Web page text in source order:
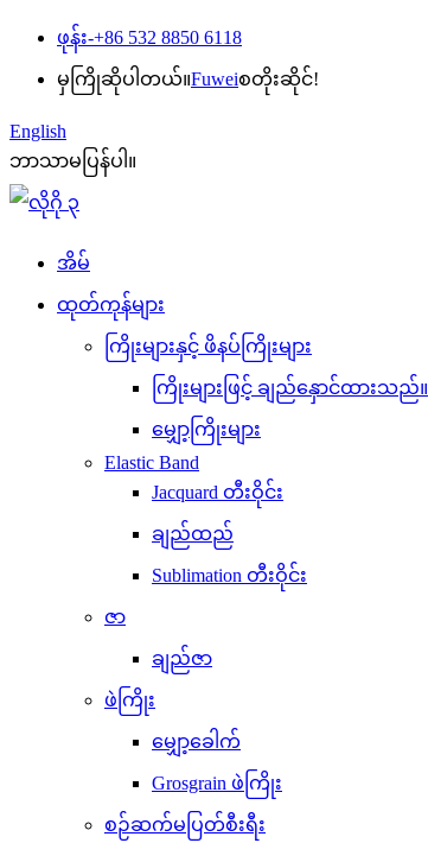
ဖုန်း-+86 532 8850 6118
မှကြိုဆိုပါတယ်။Fuweiစတိုးဆိုင်!
English
ဘာသာမပြန်ပါ။
အိမ်
ထုတ်ကုန်များ
ကြိုးများနှင့် ဖိနပ်ကြိုးများ
ကြိုးများဖြင့် ချည်နှောင်ထားသည်။
မျှော့ကြိုးများ
Elastic Band
Jacquard တီးဝိုင်း
ချည်ထည်
Sublimation တီးဝိုင်း
ဇာ
ချည်ဇာ
ဖဲကြိုး
မျှော့ခေါက်
Grosgrain ဖဲကြိုး
စဉ်ဆက်မပြတ်စီးရီး